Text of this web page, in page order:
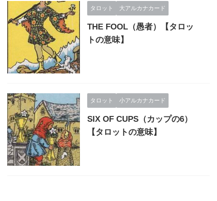
タロット 大アルカナカード
THE FOOL（愚者）【タロッ
トの意味】
タロット 小アルカナカード
SIX OF CUPS（カップの6）
【タロットの意味】